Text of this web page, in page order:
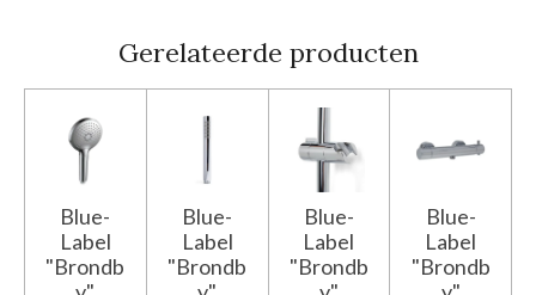
Gerelateerde producten
Blue-
Label
"Brondb
Blue-
Label
"Brondb
Blue-
Label
"Brondb
Blue-
Label
"Brondb